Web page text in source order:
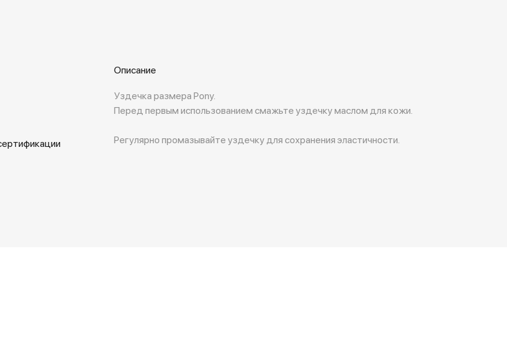
Описание
Уздечка размера Pony.
Перед первым использованием смажьте уздечку маслом для кожи.
Регулярно промазывайте уздечку для сохранения эластичности.